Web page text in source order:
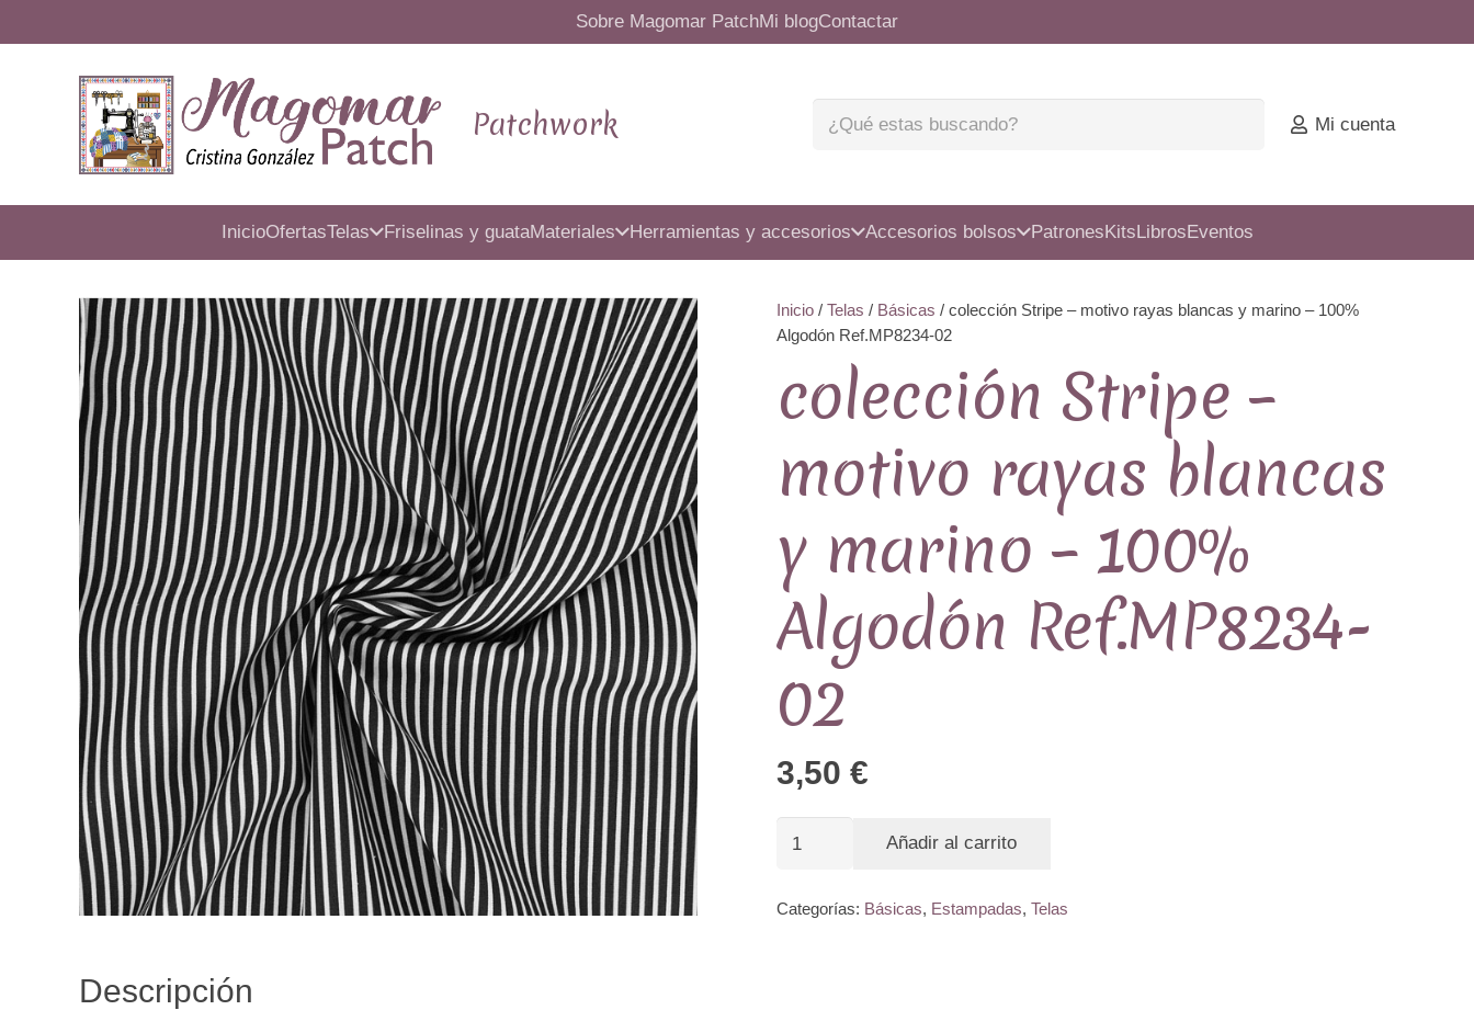
Sobre Magomar PatchMi blogContactar
Patchwork Mi cuenta
InicioOfertasTelas Friselinas y guataMateriales Herramientas y accesorios Accesorios bolsos PatronesKitsLibrosEventos
Inicio / Telas / Básicas / colección Stripe – motivo rayas blancas y marino – 100%
Algodón Ref.MP8234-02
colección Stripe –
motivo rayas blancas
y marino – 100%
Algodón Ref.MP8234-
02
3,50 €
colección
-
Añadir al carrito
Categorías: Básicas, Estampadas, Telas
Descripción